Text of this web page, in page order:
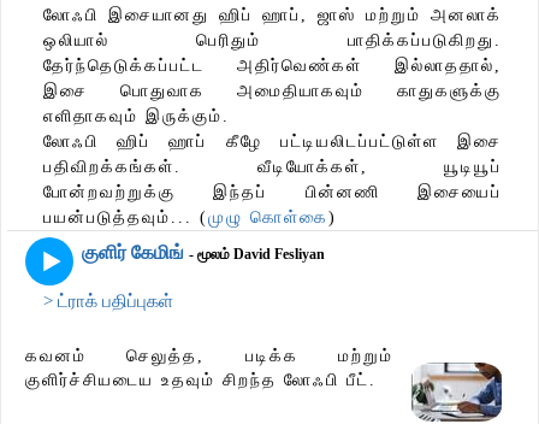
லோஃபி இசையானது ஹிப் ஹாப், ஜாஸ் மற்றும் அனலாக்
ஒலியால் பெரிதும் பாதிக்கப்படுகிறது.
தேர்ந்தெடுக்கப்பட்ட அதிர்வெண்கள் இல்லாததால்,
இசை பொதுவாக அமைதியாகவும் காதுகளுக்கு
எளிதாகவும் இருக்கும்.
லோஃபி ஹிப் ஹாப் கீழே பட்டியலிடப்பட்டுள்ள இசை
பதிவிறக்கங்கள். வீடியோக்கள், யூடியூப்
போன்றவற்றுக்கு இந்தப் பின்னணி இசையைப்
பயன்படுத்தவும்... (முழு கொள்கை )
குளிர் கேமிங் - மூலம் David Fesliyan
> ட்ராக் பதிப்புகள்
கவனம் செலுத்த, படிக்க மற்றும்
குளிர்ச்சியடைய உதவும் சிறந்த லோஃபி பீட்.